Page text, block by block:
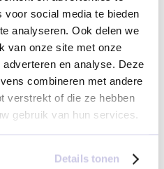
voor social media te bieden
analyseren. Ook delen we
van onze site met onze
en analyse. Deze
combineren met andere
verstrekt of die ze hebben
gebruik van hun services.
Details tonen
€ 0,00
toe